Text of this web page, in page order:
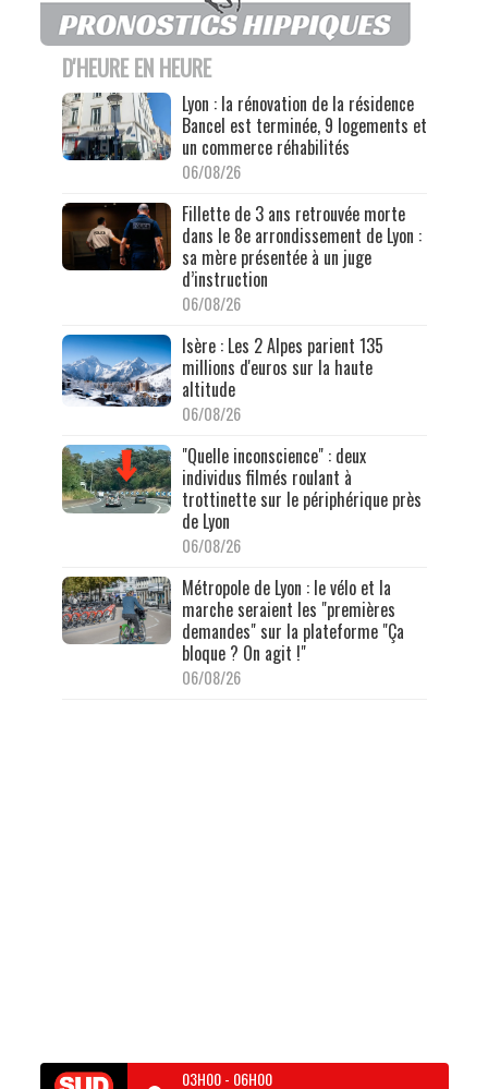
D'HEURE EN HEURE
Lyon : la rénovation de la résidence
Bancel est terminée, 9 logements et
un commerce réhabilités
06/08/26
Fillette de 3 ans retrouvée morte
dans le 8e arrondissement de Lyon :
sa mère présentée à un juge
d’instruction
06/08/26
Isère : Les 2 Alpes parient 135
millions d'euros sur la haute
altitude
06/08/26
"Quelle inconscience" : deux
individus filmés roulant à
trottinette sur le périphérique près
de Lyon
06/08/26
Métropole de Lyon : le vélo et la
marche seraient les "premières
demandes" sur la plateforme "Ça
bloque ? On agit !"
06/08/26
03H00- 06H00